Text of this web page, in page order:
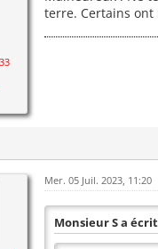
terre. Certains ont
Mer. 05 Juil. 2023, 11:20
Monsieur S a